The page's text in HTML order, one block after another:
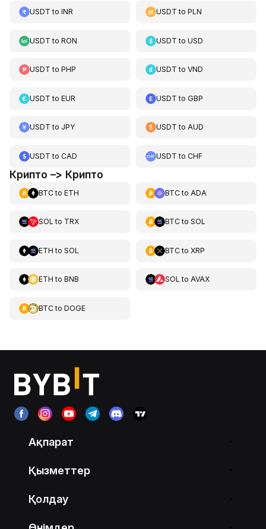
USDT to INR USDT toPLN
USDT to RON USDT toUSD
USDT to PHP USDT toVND
USDT to EUR USDT toGBP
USDT to JPY USDT toAUD
USDT to CAD USDT toCHF
Крипто –> Крипто
BTCto ETH BTCto ADA
SOL to TRX BTCto SOL
ETH to SOL BTCto XRP
ETH to BNB SOL to AVAX
BTCto DOGE
Ақпарат
Қызметтер
Қолдау